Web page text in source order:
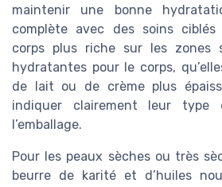
maintenir une bonne
complète avec des soins
corps plus riche sur les zones
hydratantes pour le corps,
de lait ou de crème plus
indiquer clairement leur type
l’emballage.
Pour les peaux sèches ou très
beurre de karité et d’huiles